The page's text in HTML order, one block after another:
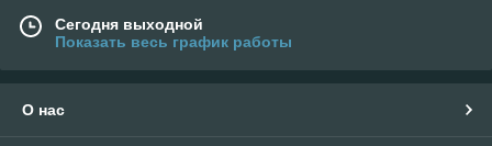
Сегодня выходной
Показать весь график работы
О нас